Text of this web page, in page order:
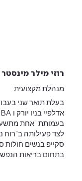
רוזי מילר מינסטר
מנהלת מקצועית
בעלת תואר שני
בעמותת "אחת מתשע"
לצד פעילותה ב"רוח
בתחום בריאות